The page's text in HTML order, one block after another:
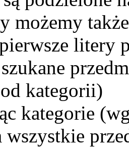
możemy
litery
kategorii)
kategorie
wszystkie